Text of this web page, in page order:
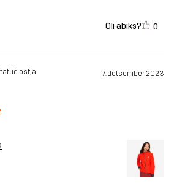
Oli abiks? 0
ostja 7. detsember 2023